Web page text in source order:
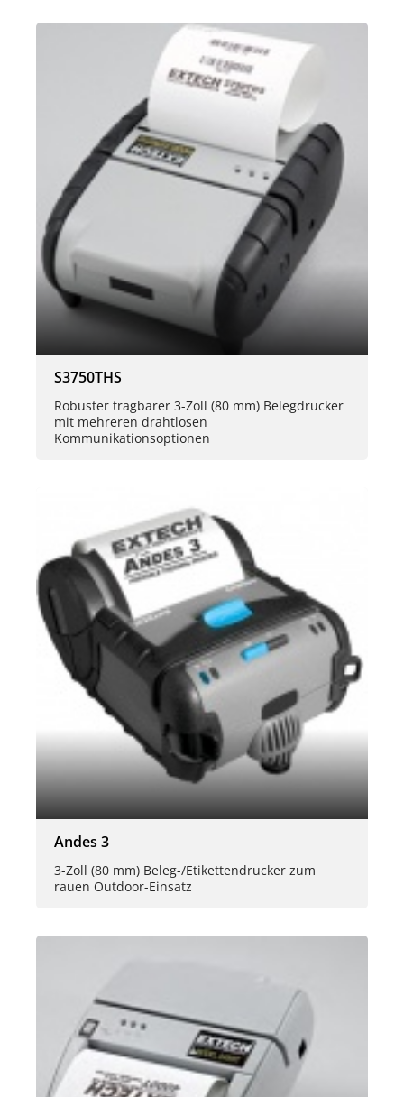
S3750THS
Robuster tragbarer 3-Zoll (80 mm) Belegdrucker
mit mehreren drahtlosen
Kommunikationsoptionen
Andes 3
3-Zoll (80 mm) Beleg-/Etikettendrucker zum
rauen Outdoor-Einsatz